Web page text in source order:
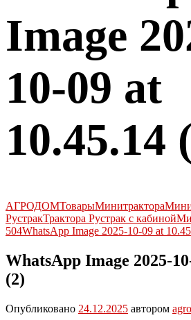
Image
10-09 at
10.45.14
АГРОДОМТоварыМинитрактора
РустракТрактора Рустрак с кабиной
504WhatsApp Image 2025-10-09 at
WhatsApp Image 2025-
(2)
Опубликовано 24.12.2025 автором